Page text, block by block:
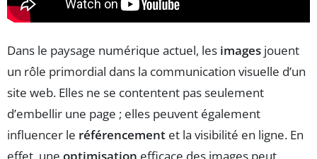
Dans le paysage numérique actuel, les images jouent
un rôle primordial dans la communication visuelle d’un
site web. Elles ne se contentent pas seulement
d’embellir une page ; elles peuvent également
influencer le référencement et la visibilité en ligne. En